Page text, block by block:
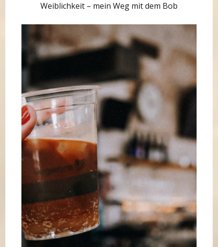
Weiblichkeit – mein Weg mit dem Bob